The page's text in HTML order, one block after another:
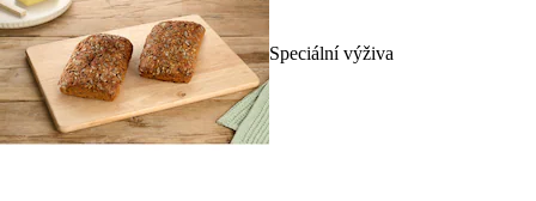
Speciální výživa